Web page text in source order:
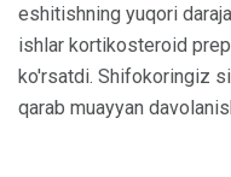
eshitishning yuqori
ishlar kortikosteroid
ko'rsatdi. Shifokoringiz
qarab muayyan